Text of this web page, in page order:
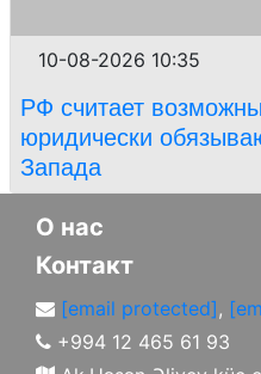
10-08-2026 10:35
РФ считает
юридически
Запада
О нас
Контакт
[email protected],
+994 12 465 61 93